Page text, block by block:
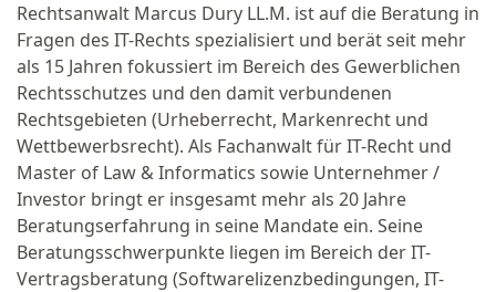
Rechtsanwalt Marcus Dury LL.M. ist auf die Beratung in
Fragen des IT-Rechts spezialisiert und berät seit mehr
als 15 Jahren fokussiert im Bereich des Gewerblichen
Rechtsschutzes und den damit verbundenen
Rechtsgebieten (Urheberrecht, Markenrecht und
Wettbewerbsrecht). Als Fachanwalt für IT-Recht und
Master of Law & Informatics sowie Unternehmer /
Investor bringt er insgesamt mehr als 20 Jahre
Beratungserfahrung in seine Mandate ein. Seine
Beratungsschwerpunkte liegen im Bereich der IT-
Vertragsberatung (Softwarelizenzbedingungen, IT-